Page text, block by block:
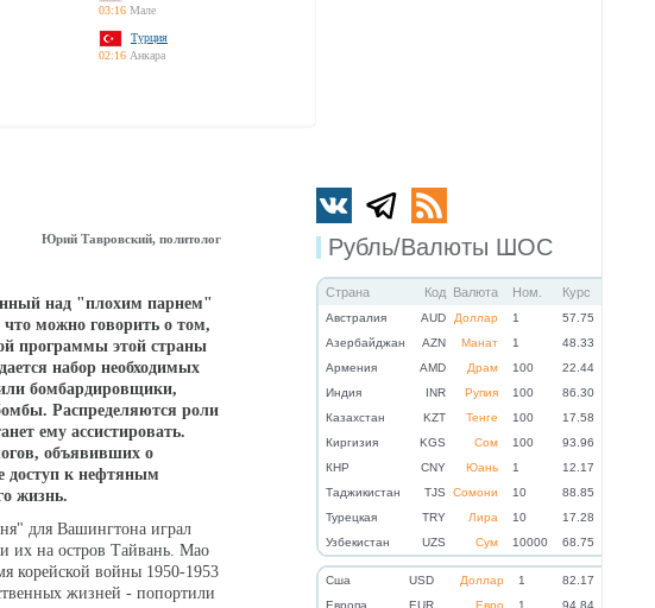
03:16 Мале
Турция
02:16 Анкара
Рубль/Валюты ШОС
Страна Код Валюта Ном. Курс
Австралия AUD Доллар 1
57.75
Азербайджан
AZN Манат 1
48.33
Армения
AMD Драм 100
22.44
Индия
INR Рупия 100
86.30
Казахстан
KZT Тенге 100
17.58
Киргизия
KGS Сом 100
93.96
КНР
CNY Юань 1
12.17
Таджикистан
TJS Сомони 10
88.85
Турецкая
TRY Лира 10
17.28
Узбекистан
UZS Сум 10000 68.75
Cша USD Доллар 1
82.17
Eвропа
EUR Евро 1 94.84
Юрий Тавровский, политолог
над "плохим парнем"
можно говорить о том,
программы этой страны
набор необходимых
бомбардировщики,
Распределяются роли
ему ассистировать.
объявивших о
доступ к нефтяным
жизнь.
для Вашингтона играл
их на остров Тайвань. Мао
корейской войны 1950-1953
жизней - попортили